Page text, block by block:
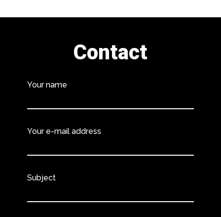
Contact
Your name
Your e-mail address
Subject